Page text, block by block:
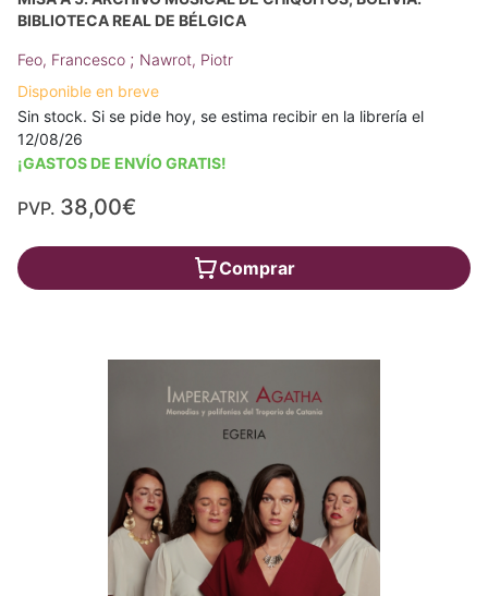
BIBLIOTECA REAL DE BÉLGICA
Feo, Francesco ; Nawrot, Piotr
Disponible en breve
Sin stock. Si se pide hoy, se estima recibir en la librería el
12/08/26
¡GASTOS DE ENVÍO GRATIS!
PVP. 38,00€
Comprar